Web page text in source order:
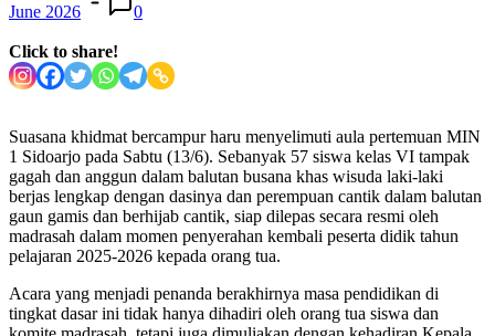
June 2026
0
Click to share!
Suasana khidmat bercampur haru menyelimuti aula pertemuan MIN
1 Sidoarjo pada Sabtu (13/6). Sebanyak 57 siswa kelas VI tampak
gagah dan anggun dalam balutan busana khas wisuda laki-laki
berjas lengkap dengan dasinya dan perempuan cantik dalam balutan
gaun gamis dan berhijab cantik, siap dilepas secara resmi oleh
madrasah dalam momen penyerahan kembali peserta didik tahun
pelajaran 2025-2026 kepada orang tua.
Acara yang menjadi penanda berakhirnya masa pendidikan di
tingkat dasar ini tidak hanya dihadiri oleh orang tua siswa dan